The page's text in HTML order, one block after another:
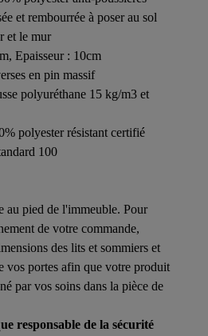
et rembourrée à poser au sol
et le mur
Epaisseur : 10cm
en pin massif
polyuréthane 15 kg/m3 et
polyester résistant certifié
100
au pied de l'immeuble. Pour
de votre commande,
des lits et sommiers et
vos portes afin que votre produit
par vos soins dans la pièce de
responsable de la sécurité